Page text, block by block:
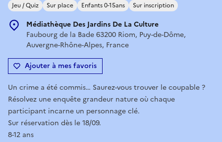
Jeu / Quiz Sur place Enfants 0-15ans Sur inscription
Médiathèque Des Jardins De La Culture
Faubourg de la Bade 63200 Riom, Puy-de-Dôme,
Auvergne-Rhône-Alpes, France
Ajouter à mes favoris
Un crime a été commis… Saurez-vous trouver le coupable ?
Résolvez une enquête grandeur nature où chaque
participant incarne un personnage clé.
Sur réservation dès le 18/09.
8-12 ans